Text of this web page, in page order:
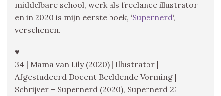
middelbare school, werk als freelance illustrator
en in 2020 is mijn eerste boek, ‘Supernerd‘,
verschenen.
♥
34 | Mama van Lily (2020) | Illustrator |
Afgestudeerd Docent Beeldende Vorming |
Schrijver – Supernerd (2020), Supernerd 2: